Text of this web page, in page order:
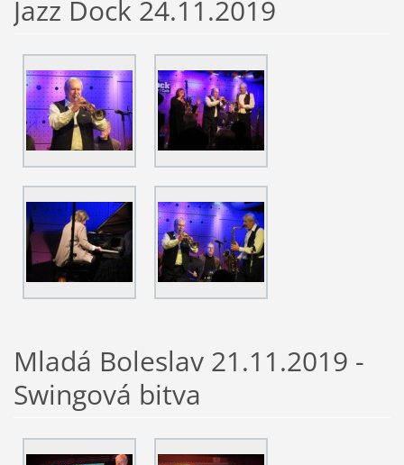
Jazz Dock 24.11.2019
Mladá Boleslav 21.11.2019 -
Swingová bitva